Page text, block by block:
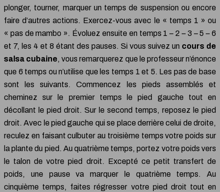
plonger, tourner, marquer un temps de suspension ou encore
faire d’autres actions. Exercez-vous avec le « temps 1 » ou
« pas de mambo ». Évoluez ensuite en temps 1 – 2 – 3 – 5 – 6
et 7, les 4 et 8 étant des pauses. Si vous suivez un cours de
salsa cubaine, vous remarquerez que le professeur n’énonce
que 6 temps ou n’utilise que les temps 1 et 5. Les pas de base
sont les suivants. Commencez les pieds assemblés et
cheminez sur le premier temps le pied gauche tout en
décollant le pied droit. Sur le second temps, reposez le pied
droit. Avec le pied gauche qui se place derrière celui de droite,
reculez en faisant culbuter au troisième temps votre poids sur
la plante du pied. Au quatrième temps, portez votre poids vers
le talon de votre pied droit. Excepté ce petit transfert de
poids, une pause va marquer le quatrième temps. Au
cinquième temps, faites régresser votre pied droit tout en